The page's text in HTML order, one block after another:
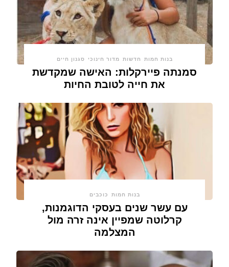
בנות חמות חדשות מדור חינוכי סגנון חיים
סמנתה פיירקלות: האישה שמקדשת
את חייה לטובת החיות
בנות חמות כוכבים
עם עשר שנים בעסקי הדוגמנות,
קרלוטה שמפיין אינה זרה מול
המצלמה